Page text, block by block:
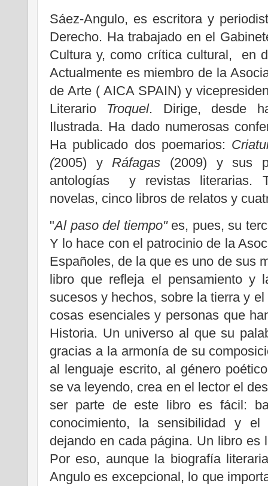
Sáez-Angulo, es escritora y
Derecho. Ha trabajado en el
Cultura y, como crítica cultural, en
Actualmente es miembro de la
de Arte ( AICA SPAIN) y
Literario Troquel. Dirige, desde
Ilustrada. Ha dado numerosas
Ha publicado dos poemarios:
(2005) y Ráfagas (2009) y sus
antologías y revistas literarias.
novelas, cinco libros de relatos y
"Al paso del tiempo"es, pues, su
Y lo hace con el patrocinio de la
Españoles, de la que es uno de sus
libro que refleja el pensamiento y
sucesos y hechos, sobre la tierra y
cosas esenciales y personas que
Historia. Un universo al que su
gracias a la armonía de su
al lenguaje escrito, al género
se va leyendo, crea en el lector el
ser parte de este libro es fácil:
conocimiento, la sensibilidad y
dejando en cada página. Un libro es
Por eso, aunque la biografía
Angulo es excepcional, lo que